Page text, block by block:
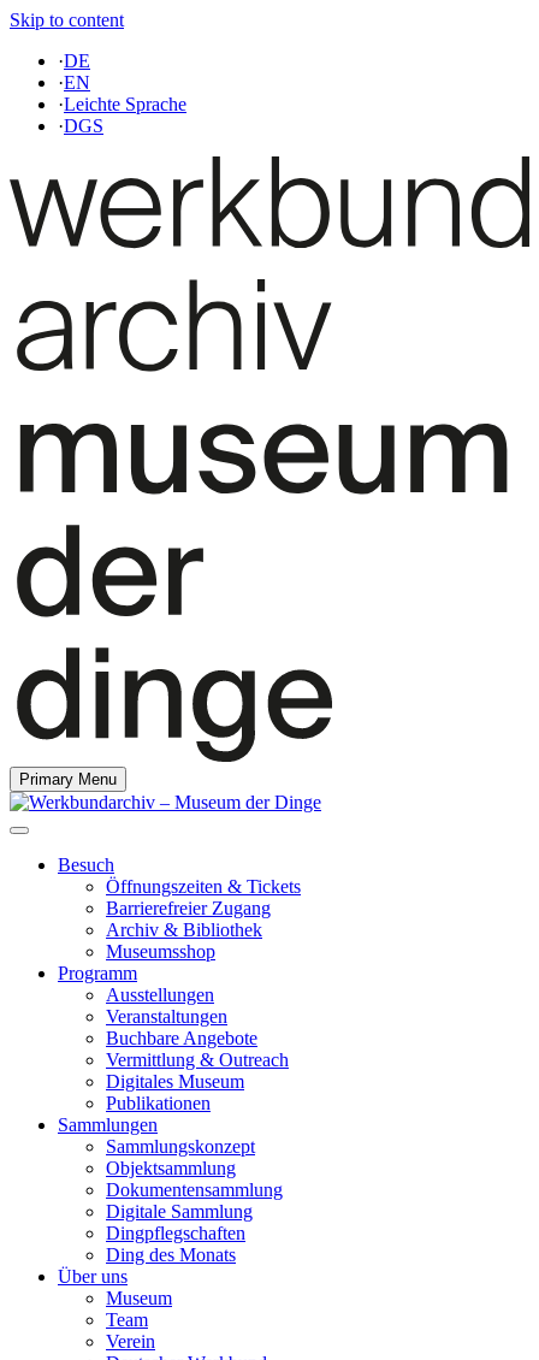
Skip to content
·DE
·EN
·Leichte Sprache
·DGS
Primary Menu
Besuch
Öffnungszeiten & Tickets
Barrierefreier Zugang
Archiv & Bibliothek
Museumsshop
Programm
Ausstellungen
Veranstaltungen
Buchbare Angebote
Vermittlung & Outreach
Digitales Museum
Publikationen
Sammlungen
Sammlungskonzept
Objektsammlung
Dokumentensammlung
Digitale Sammlung
Dingpflegschaften
Ding des Monats
Über uns
Museum
Team
Verein